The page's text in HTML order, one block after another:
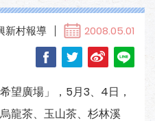
新村報導 2008.05.01
望廣場」，5月3、4日，
龍茶、玉山茶、杉林溪